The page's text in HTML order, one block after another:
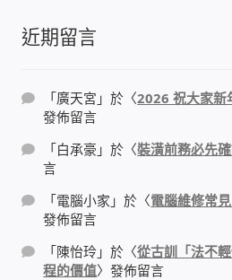
太陽能系統監視器
監視器 信和 TBC 固定IP
監視器RS485開門開鐵門
監控健檢‧舊換新專案
監視器異地備份備援
近期留言
「廣天宮 」於〈2026 祝大家新
發佈留言
「白承豪 」於〈裝潢前務必先
言
「電腦小家 」於〈電腦維修常
發佈留言
「陳怡玲 」於〈從古訓「法不
程的價值〉發佈留言